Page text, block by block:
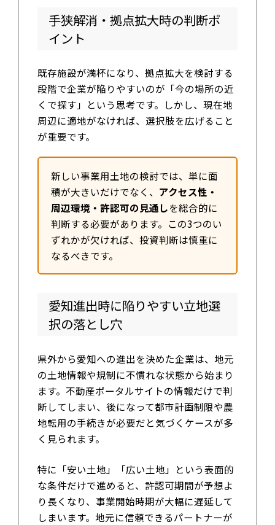
手狭解消・拠点拡大時の判断ポ
イント
既存施設が満杯になり、拠点拡大を検討する
段階で企業が陥りやすいのが「今の場所の近
くで探す」という思考です。しかし、現在地
周辺に適地がなければ、選択肢を広げること
が重要です。
新しい事業用土地の検討では、単に面
積が大きいだけでなく、 アクセス性・
周辺環境・許認可の見通しを総合的に
判断する必要があります。この3つのい
ずれかが欠ければ、投資判断は慎重に
なるべきです。
愛知進出時に陥りやすい立地選
択の落とし穴
県外から愛知への進出を決めた企業は、地元
の土地情報や規制に不慣れな状態から始まり
ます。不動産ポータルサイトの情報だけで判
断してしまい、後になって都市計画制限や農
地転用の手続きが必要だと気づくケースが多
く見られます。
特に「安い土地」「広い土地」という表面的
な条件だけで進めると、許認可期間が予想よ
り長くなり、事業開始時期が大幅に遅延して
しまいます。地元に信頼できるパートナーが